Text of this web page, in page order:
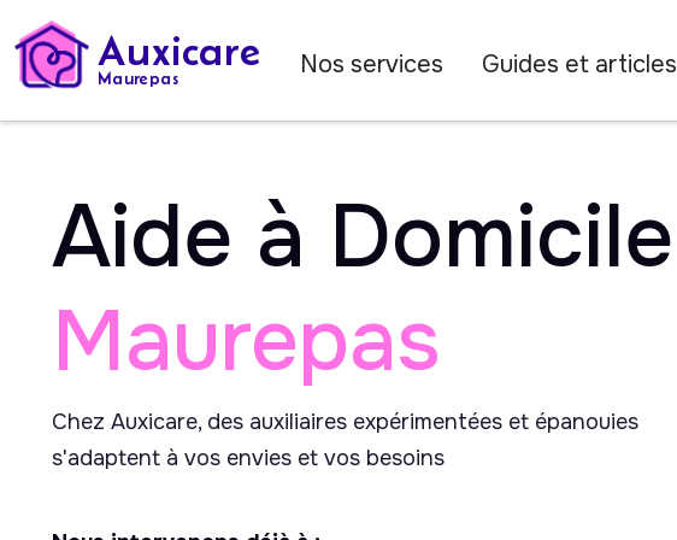
Auxicare
Maurepas Nos services Guides et articles
Aide à Domicile
Maurepas
Chez Auxicare, des auxiliaires expérimentées et épanouies
s'adaptent à vos envies et vos besoins